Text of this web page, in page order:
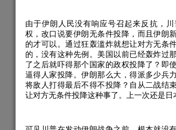
由于伊朗人民没有响应号召起来反抗，
权，改口说要伊朗无条件投降，而且伊朗
的才可以。通过狂轰滥炸就想让对方无条
的，没有这种先例。美国以前已经轰炸过
了之后就吓得那个国家的政权投降了？即
逼得人家投降。伊朗那么大，得派多少兵
将敌人打得最后不得不投降？自从二战结
让对方无条件投降这种事了。上一次还是日